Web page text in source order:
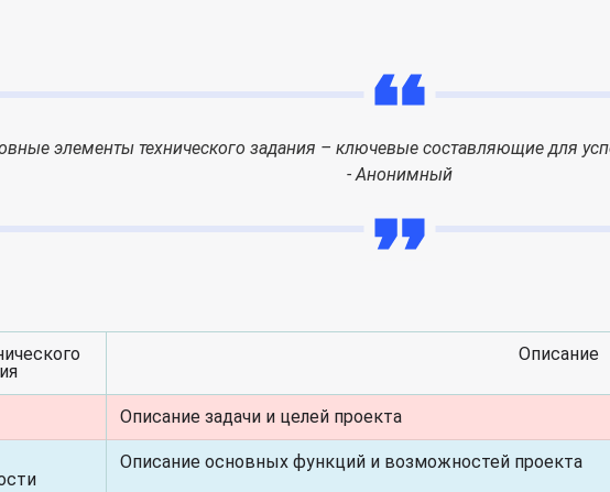
элементы технического задания – ключевые составляющие для
- Анонимный
Описание
Описание задачи и целей проекта
Описание основных функций и возможностей проекта